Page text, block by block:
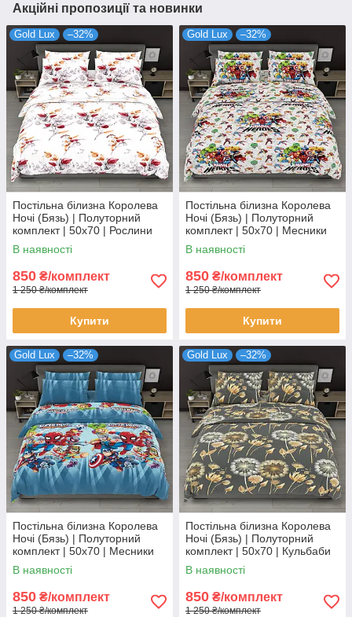
Акційні пропозиції та новинки
Gold Lux –32%
Постільна білизна Королева
Ночі (Бязь) | Полуторний
комплект | 50х70 | Рослини
на світлому
В наявності
850 ₴/комплект
1 250 ₴/комплект
Купити
Gold Lux –32%
Постільна білизна Королева
Ночі (Бязь) | Полуторний
комплект | 50х70 | Месники
на сірому
В наявності
850 ₴/комплект
1 250 ₴/комплект
Купити
Gold Lux –32%
Постільна білизна Королева
Ночі (Бязь) | Полуторний
комплект | 50х70 | Месники
на блакитному
В наявності
850 ₴/комплект
1 250 ₴/комплект
Gold Lux –32%
Постільна білизна Королева
Ночі (Бязь) | Полуторний
комплект | 50х70 | Кульбаби
на сірому
В наявності
850 ₴/комплект
1 250 ₴/комплект